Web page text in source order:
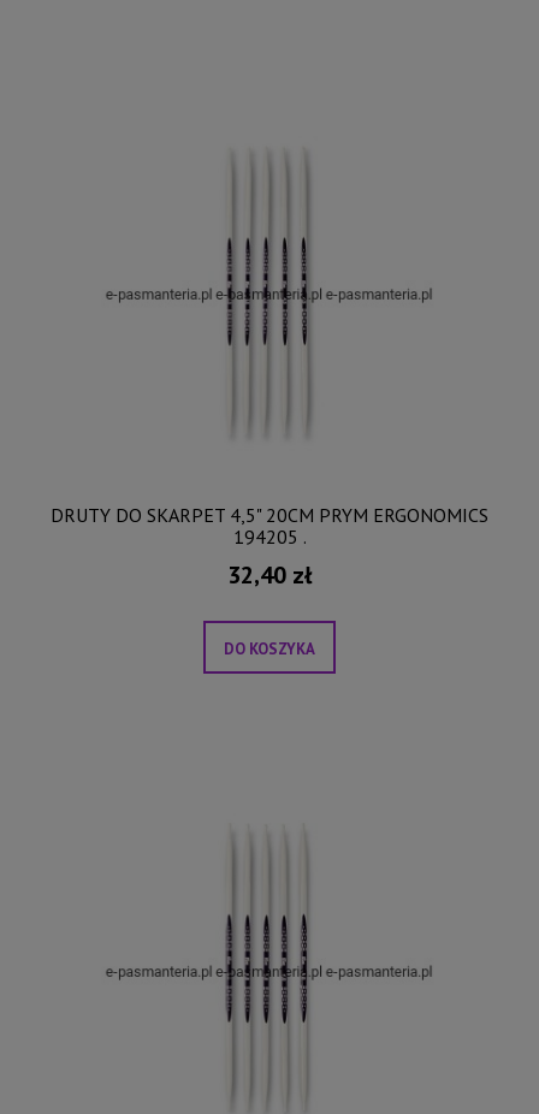
DRUTY DO SKARPET 4,5" 20CM PRYM ERGONOMICS
194205 .
32,40 zł
DO KOSZYKA